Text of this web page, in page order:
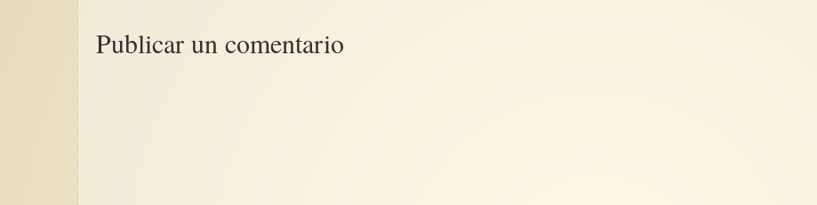
Publicar un comentario